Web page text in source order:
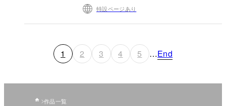
特設ページあり
1 2 3 4 5 …End
作品一覧